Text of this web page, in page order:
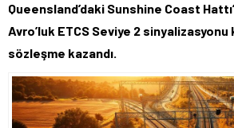
Queensland’daki Sunshine Coast
Avro’luk ETCS Seviye 2
sözleşme kazandı.